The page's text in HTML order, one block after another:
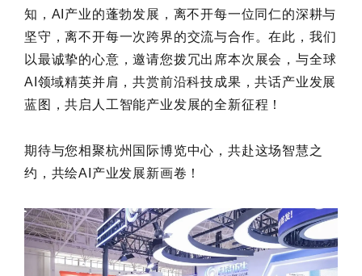
知，AI产业的蓬勃发展，离不开每一位同仁的深耕与
坚守，离不开每一次跨界的交流与合作。在此，我们
以最诚挚的心意，邀请您拨冗出席本次展会，与全球
AI领域精英并肩，共赏前沿科技成果，共话产业发展
蓝图，共启人工智能产业发展的全新征程！
期待与您相聚杭州国际博览中心，共赴这场智慧之
约，共绘AI产业发展新画卷！